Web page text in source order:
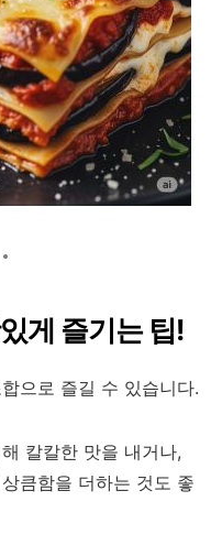
게 즐기는 팁!
으로 즐길 수 있습니다.
칼칼한 맛을 내거나,
큼함을 더하는 것도 좋